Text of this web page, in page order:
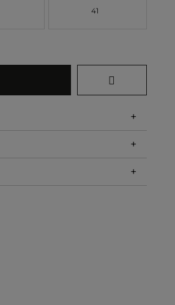
41
+
+
+